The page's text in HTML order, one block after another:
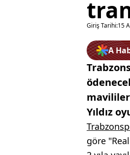
Giriş Tarihi:15
A
Yıldız
göre